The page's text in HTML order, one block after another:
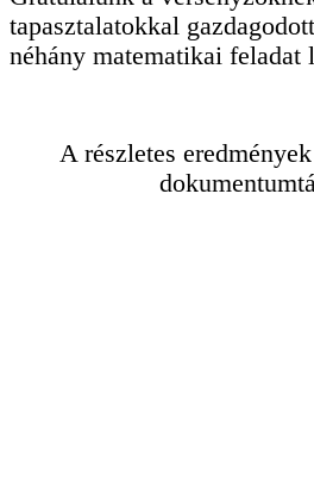
tapasztalatokkal
néhány matematikai feladat
A részletes